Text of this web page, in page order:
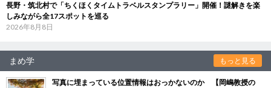
長野・筑北村で「ちくほくタイムトラベルスタンプラリー」開催！謎解きを楽
しみながら全17スポットを巡る
2026年8月8日
まめ学 もっと見る
写真に埋まっている位置情報はおっかないのか 【岡嶋教授の